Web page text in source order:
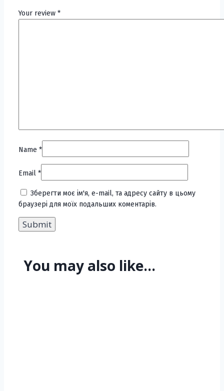
Your review *
Name *
Email *
Зберегти моє ім'я, e-mail, та адресу сайту в цьому
браузері для моїх подальших коментарів.
You may also like…